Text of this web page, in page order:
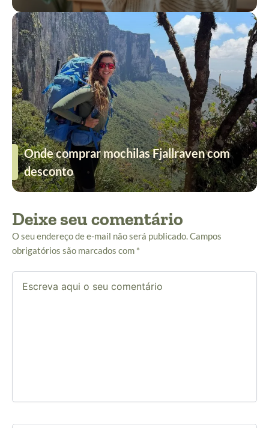
Onde comprar mochilas Fjallraven com
desconto
Deixe seu comentário
O seu endereço de e-mail não será publicado.Campos
obrigatórios são marcados com *
Escreva
aqui